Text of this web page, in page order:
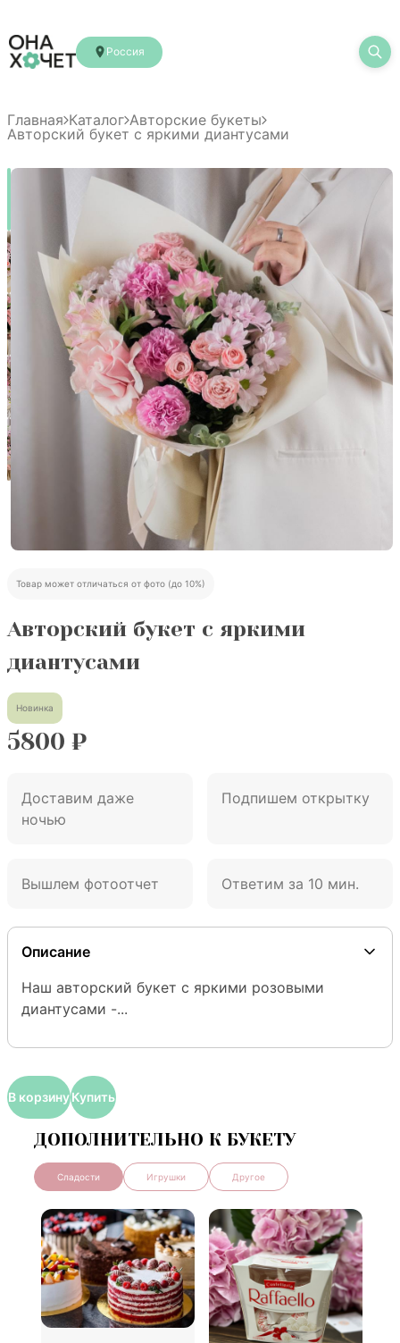
Россия
Главная Каталог Авторские букеты
Авторский букет с яркими диантусами
Товар может отличаться от фото (до 10%)
Авторский букет с яркими
диантусами
Новинка
5800 ₽
Доставим даже
ночью
Подпишем открытку
Вышлем фотоотчет Ответим за 10 мин.
Описание
Наш авторский букет с яркими розовыми
диантусами -...
В корзинуКупить
ДОПОЛНИТЕЛЬНО К БУКЕТУ
Сладости Игрушки Другое